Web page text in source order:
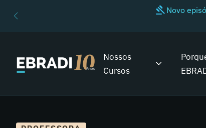
Novo
Nossos
Cursos